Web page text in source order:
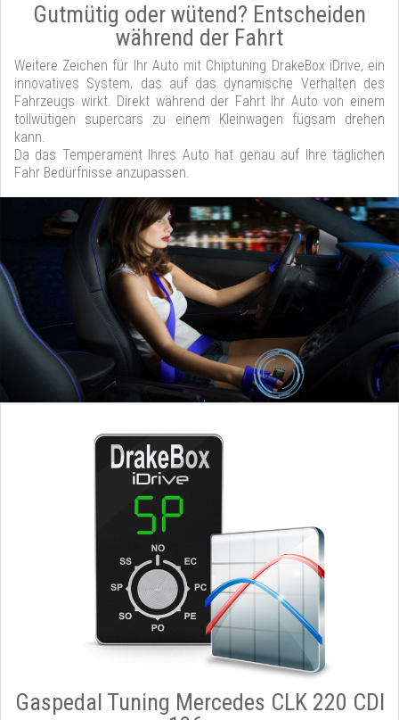
Gutmütig oder wütend? Entscheiden
während der Fahrt
Weitere Zeichen für Ihr Auto mit Chiptuning DrakeBox iDrive, ein
innovatives System, das auf das dynamische Verhalten des
Fahrzeugs wirkt. Direkt während der Fahrt Ihr Auto von einem
tollwütigen supercars zu einem Kleinwagen fügsam drehen
kann.
Da das Temperament Ihres Auto hat genau auf Ihre täglichen
Fahr Bedürfnisse anzupassen.
Gaspedal Tuning Mercedes CLK 220 CDI